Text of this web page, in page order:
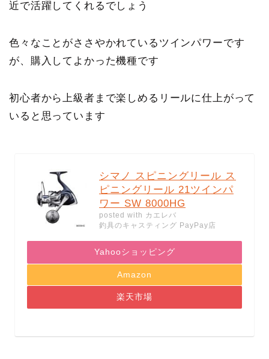
近で活躍してくれるでしょう
色々なことがささやかれているツインパワーです
が、購入してよかった機種です
初心者から上級者まで楽しめるリールに仕上がって
いると思っています
シマノ スピニングリール ス
ピニングリール 21ツインパ
ワー SW 8000HG
posted with カエレバ
釣具のキャスティング PayPay店
Yahooショッピング
Amazon
楽天市場